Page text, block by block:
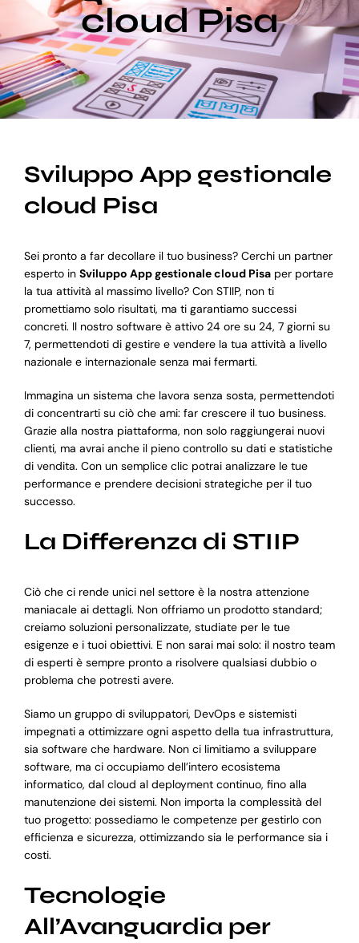
Blog
Supporto
cloud Pisa
Sviluppo App gestionale
cloud Pisa
Sei pronto a far decollare il tuo business? Cerchi un partner
esperto in Sviluppo App gestionale cloud Pisaper portare
la tua attività al massimo livello? Con STIIP, non ti
promettiamo solo risultati, ma ti garantiamo successi
concreti. Il nostro software è attivo 24 ore su 24, 7 giorni su
7, permettendoti di gestire e vendere la tua attività a livello
nazionale e internazionale senza mai fermarti.
Immagina un sistema che lavora senza sosta, permettendoti
di concentrarti su ciò che ami: far crescere il tuo business.
Grazie alla nostra piattaforma, non solo raggiungerai nuovi
clienti, ma avrai anche il pieno controllo su dati e statistiche
di vendita. Con un semplice clic potrai analizzare le tue
performance e prendere decisioni strategiche per il tuo
successo.
La Differenza di STIIP
Ciò che ci rende unici nel settore è la nostra attenzione
maniacale ai dettagli. Non offriamo un prodotto standard;
creiamo soluzioni personalizzate, studiate per le tue
esigenze e i tuoi obiettivi. E non sarai mai solo: il nostro team
di esperti è sempre pronto a risolvere qualsiasi dubbio o
problema che potresti avere.
Siamo un gruppo di sviluppatori, DevOps e sistemisti
impegnati a ottimizzare ogni aspetto della tua infrastruttura,
sia software che hardware. Non ci limitiamo a sviluppare
software, ma ci occupiamo dell’intero ecosistema
informatico, dal cloud al deployment continuo, fino alla
manutenzione dei sistemi. Non importa la complessità del
tuo progetto: possediamo le competenze per gestirlo con
efficienza e sicurezza, ottimizzando sia le performance sia i
costi.
Tecnologie
All’Avanguardia per